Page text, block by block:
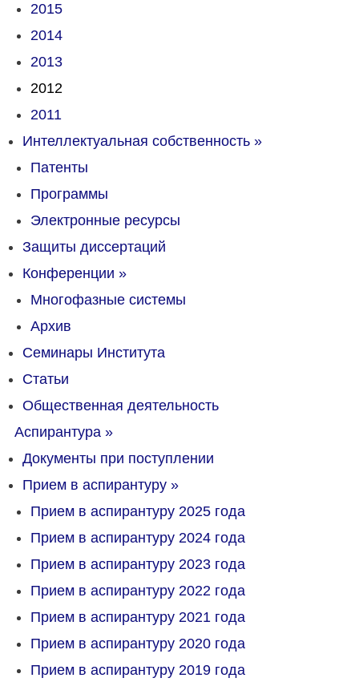
2015
2014
2013
2012
2011
Интеллектуальная собственность »
Патенты
Программы
Электронные ресурсы
Защиты диссертаций
Конференции »
Многофазные системы
Архив
Семинары Института
Статьи
Общественная деятельность
Аспирантура »
Документы при поступлении
Прием в аспирантуру »
Прием в аспирантуру 2025 года
Прием в аспирантуру 2024 года
Прием в аспирантуру 2023 года
Прием в аспирантуру 2022 года
Прием в аспирантуру 2021 года
Прием в аспирантуру 2020 года
Прием в аспирантуру 2019 года